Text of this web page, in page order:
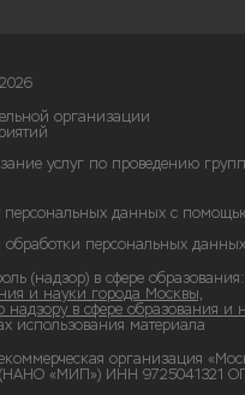
организации
услуг по проведению
персональных данных с
персональных данных
(надзор) в сфере образования:
и науки города Москвы,
надзору в сфере образования и
использования материала
организация
(НАНО «МИП») ИНН 9725041321